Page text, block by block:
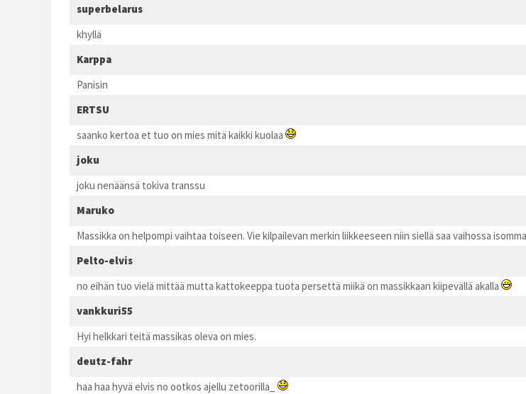
superbelarus
khyllä
Karppa
Panisin
ERTSU
saanko kertoa et tuo on mies mitä kaikki kuolaa
joku
joku nenäänsä tokiva transsu
Maruko
Massikka on helpompi vaihtaa toiseen. Vie kilpailevan merkin liikkeeseen niin siellä saa vaihossa
Pelto-elvis
no eihän tuo vielä mittää mutta kattokeeppa tuota persettä miikä on massikkaan kiipevällä akalla
vankkuri55
Hyi helkkari teitä massikas oleva on mies.
deutz-fahr
haa haa hyvä elvis no ootkos ajellu zetoorilla_